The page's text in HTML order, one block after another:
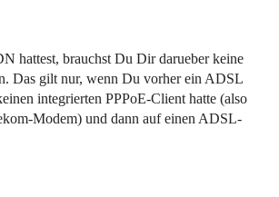
hattest, brauchst Du Dir darueber keine
Das gilt nur, wenn Du vorher ein ADSL
integrierten PPPoE-Client hatte (also
Modem) und dann auf einen ADSL-